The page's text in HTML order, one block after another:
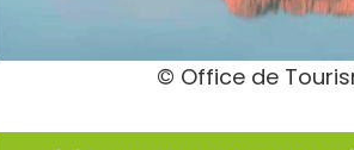
© Office de